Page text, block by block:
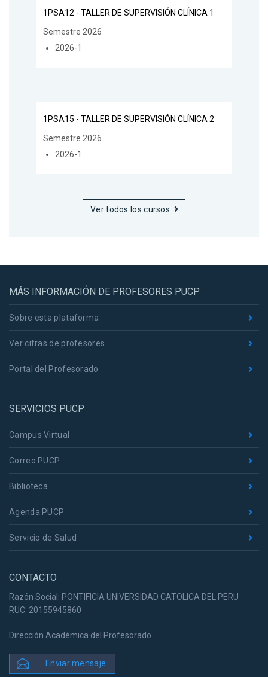
1PSA12 - TALLER DE SUPERVISIÓN CLÍNICA 1
Semestre 2026
2026-1
1PSA15 - TALLER DE SUPERVISIÓN CLÍNICA 2
Semestre 2026
2026-1
Ver todos los cursos
MÁS INFORMACIÓN DE PROFESORES PUCP
Sobre esta plataforma
Ver cifras de profesores
Portal del Profesorado
SERVICIOS PUCP
Campus Virtual
Correo PUCP
Biblioteca
Agenda PUCP
Servicio de Salud
CONTACTO
Razón Social: PONTIFICIA UNIVERSIDAD CATOLICA DEL PERU
RUC: 20155945860
Dirección Académica del Profesorado
Enviar mensaje